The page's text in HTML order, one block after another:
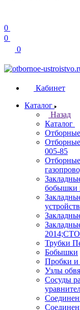
0
0
0
Кабинет
Каталог
Назад
Каталог
Отборные
005-85
Отборные
бобышки
2014;СТО
Трубки
Бобышки
Пробки и
Узлы
Сосуды